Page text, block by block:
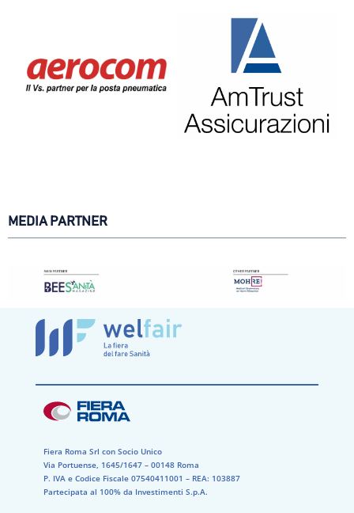
MEDIA PARTNER
Fiera Roma Srl con Socio Unico
Via Portuense, 1645/1647 – 00148 Roma
P. IVA e Codice Fiscale 07540411001​ – REA: 103887​
Partecipata al 100% da Investimenti S.p.A.